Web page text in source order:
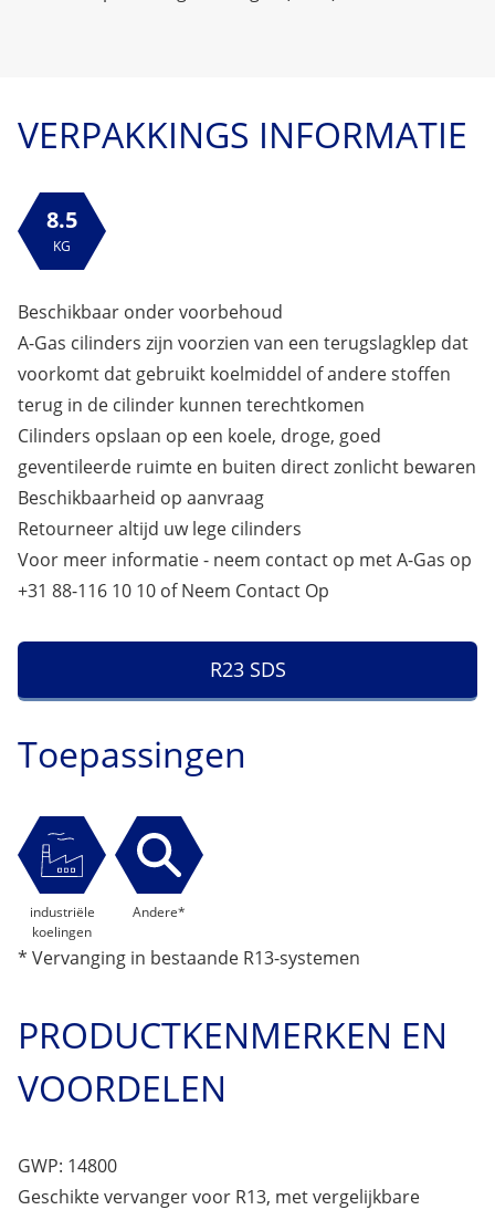
VERPAKKINGS INFORMATIE
8.5
KG
Beschikbaar onder voorbehoud
A-Gas cilinders zijn voorzien van een terugslagklep dat
voorkomt dat gebruikt koelmiddel of andere stoffen
terug in de cilinder kunnen terechtkomen
Cilinders opslaan op een koele, droge, goed
geventileerde ruimte en buiten direct zonlicht bewaren
Beschikbaarheid op aanvraag
Retourneer altijd uw lege cilinders
Voor meer informatie - neem contact op met A-Gas op
+31 88-116 10 10 ofNeem Contact Op
R23 SDS
Toepassingen
industriële
koelingen
Andere*
* Vervanging in bestaande R13-systemen
PRODUCTKENMERKEN EN
VOORDELEN
GWP: 14800
Geschikte vervanger voor R13, met vergelijkbare